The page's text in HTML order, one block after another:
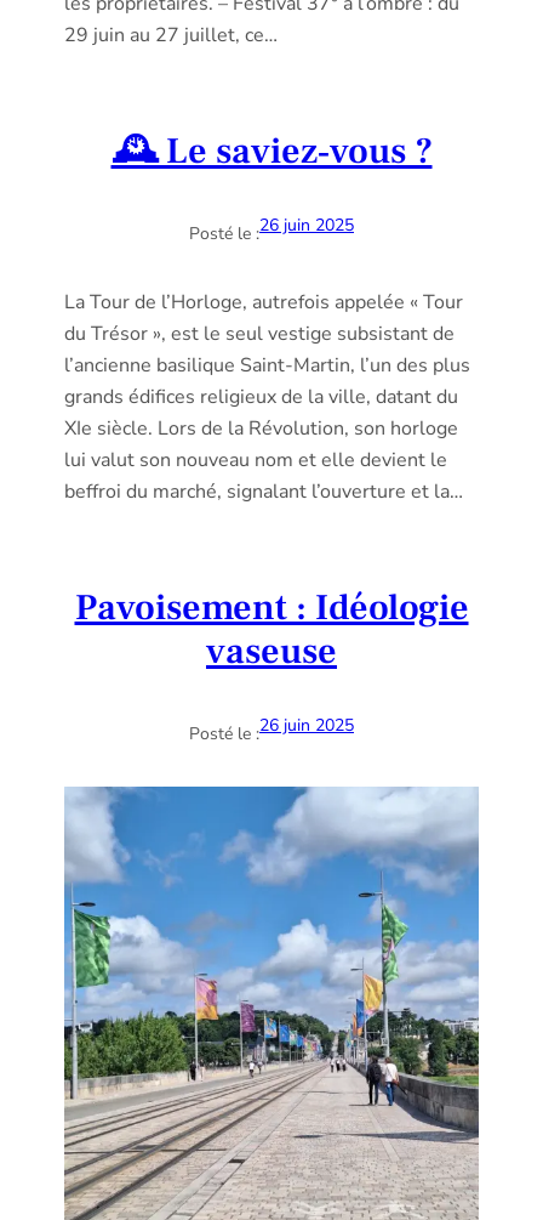
29 juin au 27 juillet, ce…
🕰 Le saviez‐vous ?
Posté le :26 juin 2025
La Tour de l’Horloge, autrefois appelée « Tour
du Trésor », est le seul vestige subsistant de
l’ancienne basilique Saint‐Martin, l’un des plus
grands édifices religieux de la ville, datant du
XIe siècle. Lors de la Révolution, son horloge
lui valut son nouveau nom et elle devient le
beffroi du marché, signalant l’ouverture et la…
Pavoisement : Idéologie
vaseuse
Posté le :26 juin 2025